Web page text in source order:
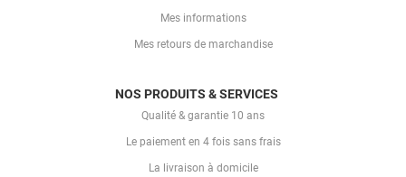
Mes informations
Mes retours de marchandise
NOS PRODUITS & SERVICES
Qualité & garantie 10 ans
Le paiement en 4 fois sans frais
La livraison à domicile